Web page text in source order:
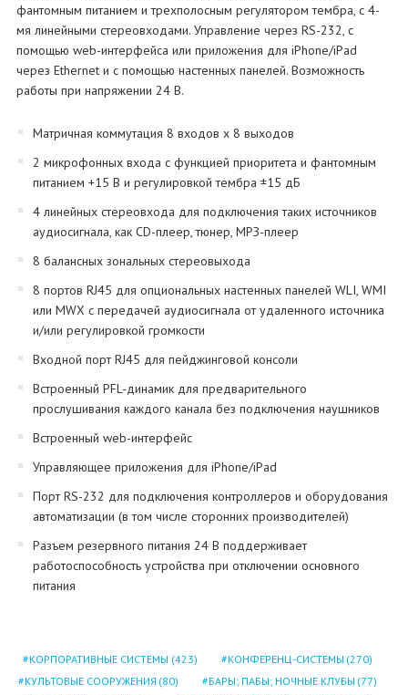
фантомным питанием и трехполосным регулятором тембра, с 4-
мя линейными стереовходами. Управление через RS-232, с
помощью web-интерфейса или приложения для iPhone/iPad
через Ethernet и с помощью настенных панелей. Возможность
работы при напряжении 24 В.
Матричная коммутация 8 входов x 8 выходов
2 микрофонных входа с функцией приоритета и фантомным
питанием +15 В и регулировкой тембра ±15 дБ
4 линейных стереовхода для подключения таких источников
аудиосигнала, как CD-плеер, тюнер, МРЗ-плеер
8 балансных зональных стереовыхода
8 портов RJ45 для опциональных настенных панелей WLI, WMI
или MWX с передачей аудиосигнала от удаленного источника
и/или регулировкой громкости
Входной порт RJ45 для пейджинговой консоли
Встроенный PFL-динамик для предварительного
прослушивания каждого канала без подключения наушников
Встроенный web-интерфейс
Управляющее приложения для iPhone/iPad
Порт RS-232 для подключения контроллеров и оборудования
автоматизации (в том числе сторонних производителей)
Разъем резервного питания 24 В поддерживает
работоспособность устройства при отключении основного
питания
КОРПОРАТИВНЫЕ СИСТЕМЫ (423) КОНФЕРЕНЦ-СИСТЕМЫ (270)
КУЛЬТОВЫЕ СООРУЖЕНИЯ (80) БАРЫ; ПАБЫ; НОЧНЫЕ КЛУБЫ (77)